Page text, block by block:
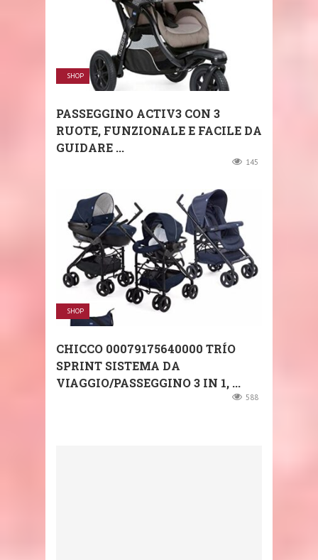
SHOP
PASSEGGINO ACTIV3 CON 3
RUOTE, FUNZIONALE E FACILE DA
GUIDARE ...
145
SHOP
CHICCO 00079175640000 TRÍO
SPRINT SISTEMA DA
VIAGGIO/PASSEGGINO 3 IN 1, ...
588